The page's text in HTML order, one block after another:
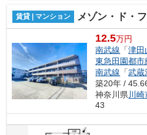
賃貸 | マンション メゾン・ド・
12.5万円
南武線 「津田
東急田園都市
南武線 「武蔵
築20年 /
神奈川県川
43